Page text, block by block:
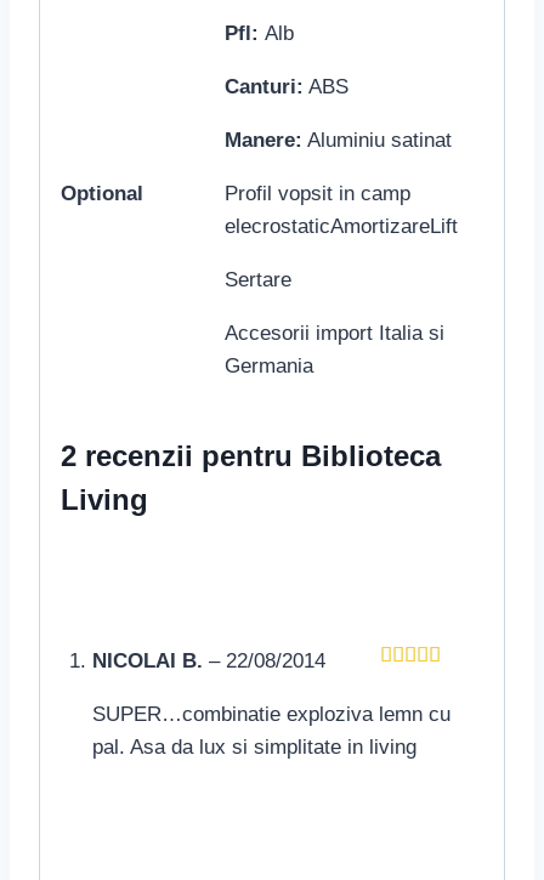
Pfl: Alb
Canturi: ABS
Manere: Aluminiu satinat
Optional
Profil vopsit in camp
elecrostaticAmortizareLift
Sertare
Accesorii import Italia si
Germania
2 recenzii pentru Biblioteca
Living
din 5
NICOLAI B. – 22/08/2014
SUPER…combinatie exploziva lemn cu
pal. Asa da lux si simplitate in living